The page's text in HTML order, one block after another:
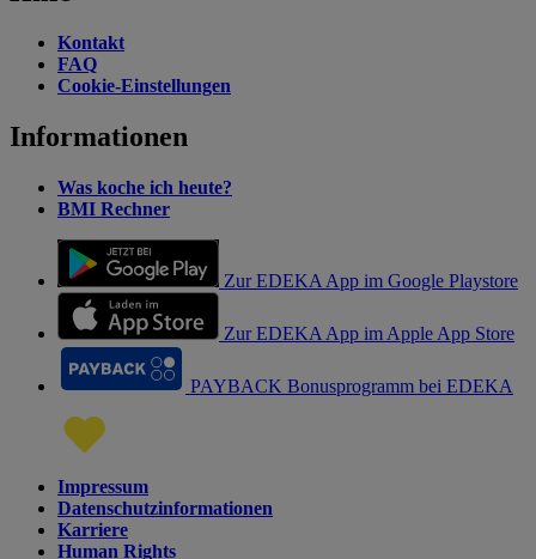
Kontakt
FAQ
Cookie-Einstellungen
Informationen
Was koche ich heute?
BMI Rechner
Zur EDEKA App im Google Playstore
Zur EDEKA App im Apple App Store
PAYBACK Bonusprogramm bei EDEKA
Impressum
Datenschutzinformationen
Karriere
Human Rights